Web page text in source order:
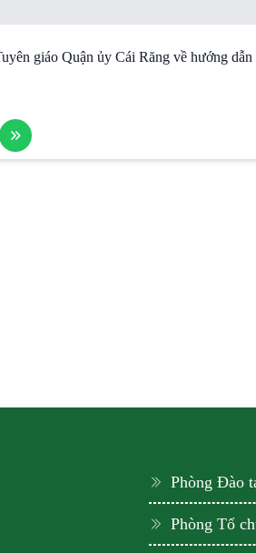
giáo Quận ủy Cái Răng về hướng dẫn
Phòng Đào
Phòng Tổ